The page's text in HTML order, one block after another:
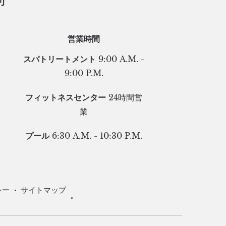
営業時間
スパトリートメント 9:00 A.M. -
9:00 P.M.
フィットネスセンター 24時間営
業
プール6:30 A.M. - 10:30 P.M.
サイトマップ